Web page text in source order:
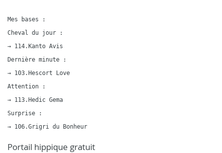
Mes bases :
Cheval du jour :
→ 114.Kanto Avis
Dernière minute :
→ 103.Hescort Love
Attention :
→ 113.Hedic Gema
Surprise :
→ 106.Grigri du Bonheur
Portail hippique gratuit